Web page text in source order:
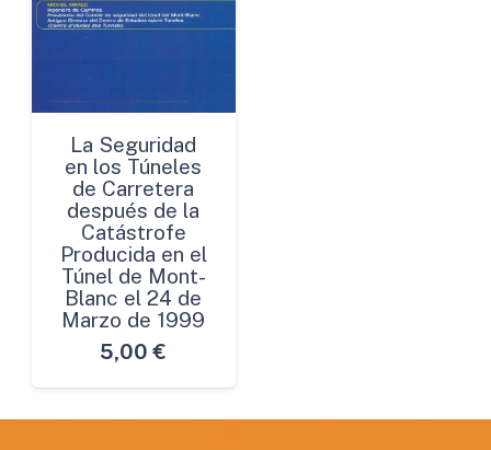
La Seguridad
en los Túneles
de Carretera
después de la
Catástrofe
Producida en el
Túnel de Mont-
Blanc el 24 de
Marzo de 1999
5,00 €